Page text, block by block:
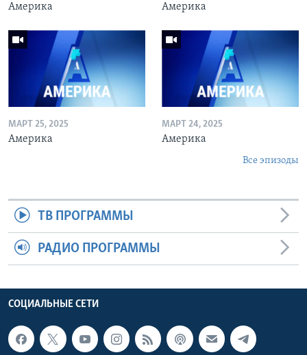
Америка Америка
МАРТ 25, 2025
Америка
МАРТ 24, 2025
Америка
Все эпизоды
ТВ ПРОГРАММЫ
РАДИО ПРОГРАММЫ
СОЦИАЛЬНЫЕ СЕТИ